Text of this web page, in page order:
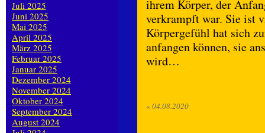
ihrem Körper, der
verkrampft war. Sie ist
Körpergefühl hat sich
anfangen können, sie
wird…
« 04.08.2020
Juli 2025
Juni 2025
Mai 2025
April 2025
März 2025
Februar 2025
Januar 2025
Dezember 2024
November 2024
Oktober 2024
September 2024
August 2024